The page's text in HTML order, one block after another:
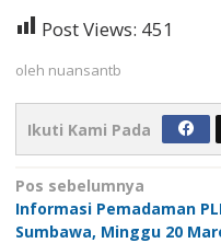
Post Views: 451
oleh nuansantb
Ikuti Kami Pada
Navigasi
pos
Pos sebelumnya
Informasi Pemadaman
Sumbawa, Minggu 20